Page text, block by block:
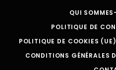
QUI
POLITIQUE DE
POLITIQUE DE COOKIES (UE)
CONDITIONS GÉNÉRALES